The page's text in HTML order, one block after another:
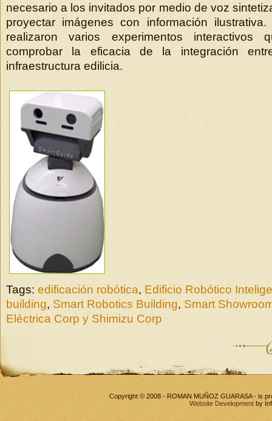
necesario a los invitados por medio de voz
proyectar imágenes con información
realizaron varios experimentos interactivos
comprobar la eficacia de la integración
infraestructura edilicia.
Tags: edificación robótica, Edificio Robótico
building, Smart Robotics Building, Smart
Eléctrica Corp y Shimizu Corp
Copyright © 2008 - ROMAN MUÑOZ GUARASA - is
Website Development by